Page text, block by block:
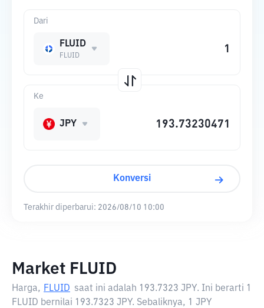
Dari
FLUID
FLUID
Ke
JPY
Konversi
Terakhir diperbarui: 2026/08/10 10:00
Market FLUID
Harga, FLUID saat ini adalah 193.7323 JPY. Ini berarti 1
FLUID bernilai 193.7323 JPY. Sebaliknya, 1 JPY